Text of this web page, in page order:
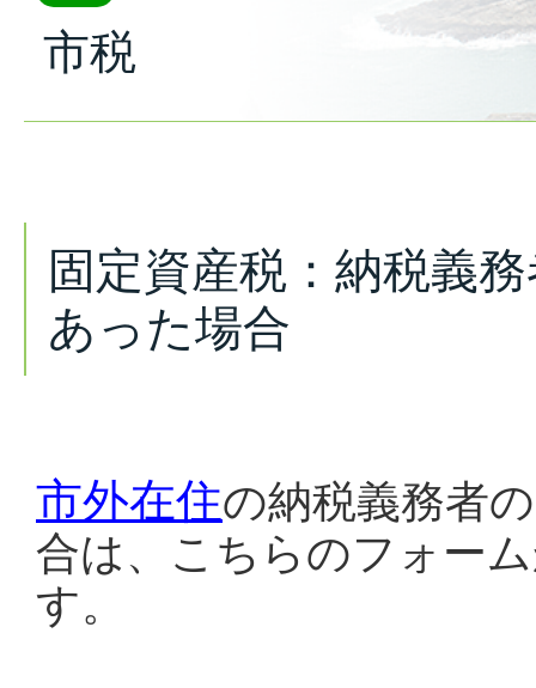
市税
固定資産税：納税義
あった場合
市外在住の納税義務者
合は、こちらのフォー
す。